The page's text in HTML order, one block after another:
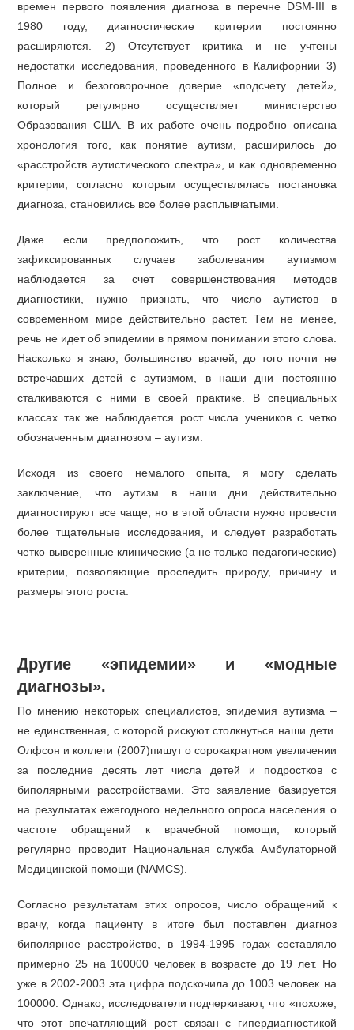
времен первого появления диагноза в перечне DSM-III в
1980 году, диагностические критерии постоянно
расширяются. 2) Отсутствует критика и не учтены
недостатки исследования, проведенного в Калифорнии 3)
Полное и безоговорочное доверие «подсчету детей»,
который регулярно осуществляет министерство
Образования США. В их работе очень подробно описана
хронология того, как понятие аутизм, расширилось до
«расстройств аутистического спектра», и как одновременно
критерии, согласно которым осуществлялась постановка
диагноза, становились все более расплывчатыми.
Даже если предположить, что рост количества
зафиксированных случаев заболевания аутизмом
наблюдается за счет совершенствования методов
диагностики, нужно признать, что число аутистов в
современном мире действительно растет. Тем не менее,
речь не идет об эпидемии в прямом понимании этого слова.
Насколько я знаю, большинство врачей, до того почти не
встречавших детей с аутизмом, в наши дни постоянно
сталкиваются с ними в своей практике. В специальных
классах так же наблюдается рост числа учеников с четко
обозначенным диагнозом – аутизм.
Исходя из своего немалого опыта, я могу сделать
заключение, что аутизм в наши дни действительно
диагностируют все чаще, но в этой области нужно провести
более тщательные исследования, и следует разработать
четко выверенные клинические (а не только педагогические)
критерии, позволяющие проследить природу, причину и
размеры этого роста.
Другие «эпидемии» и «модные
диагнозы».
По мнению некоторых специалистов, эпидемия аутизма –
не единственная, с которой рискуют столкнуться наши дети.
Олфсон и коллеги (2007)пишут о сорокакратном увеличении
за последние десять лет числа детей и подростков с
биполярными расстройствами. Это заявление базируется
на результатах ежегодного недельного опроса населения о
частоте обращений к врачебной помощи, который
регулярно проводит Национальная служба Амбулаторной
Медицинской помощи (NAMCS).
Согласно результатам этих опросов, число обращений к
врачу, когда пациенту в итоге был поставлен диагноз
биполярное расстройство, в 1994-1995 годах составляло
примерно 25 на 100000 человек в возрасте до 19 лет. Но
уже в 2002-2003 эта цифра подскочила до 1003 человек на
100000. Однако, исследователи подчеркивают, что «похоже,
что этот впечатляющий рост связан с гипердиагностикой